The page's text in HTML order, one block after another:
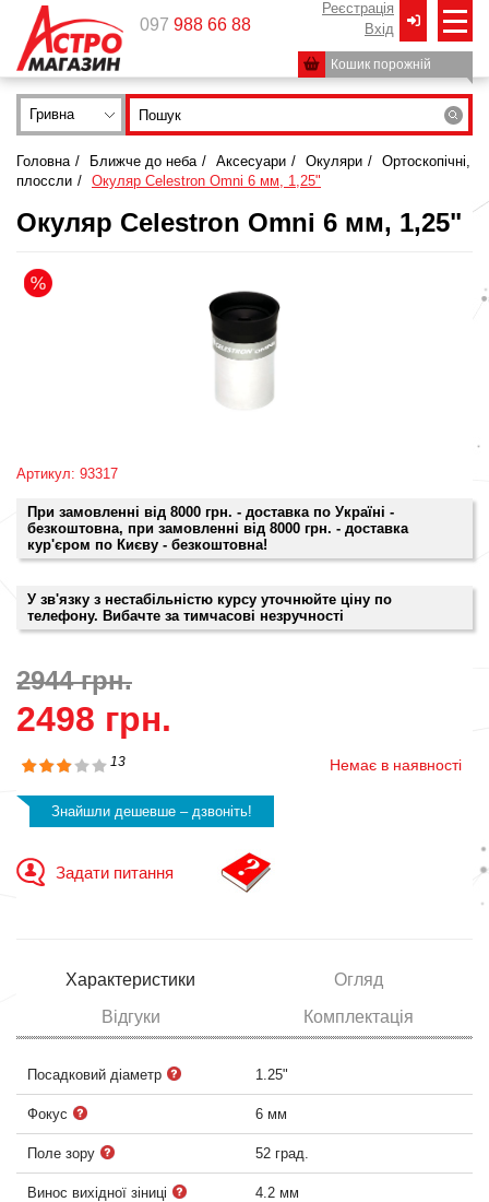
097 988 66 88
Реєстрація
Вxід
Кошик порожній
Гривна
Головна / Ближче до неба / Аксесуари / Окуляри / Ортоскопічні,
плоссли / Окуляр Celestron Omni 6 мм, 1,25"
Окуляр Celestron Omni 6 мм, 1,25"
Артикул: 93317
При замовленні від 8000 грн. - доставка по Україні -
безкоштовна, при замовленні від 8000 грн. - доставка
кур'єром по Києву - безкоштовна!
У зв'язку з нестабільністю курсу уточнюйте ціну по
телефону. Вибачте за тимчасові незручності
2944 грн.
2498 грн.
13 Немає в наявності
Знайшли дешевше – дзвоніть!
Задати питання
Характеристики
Огляд
Відгуки
Комплектація
Посадковий діаметр 1.25"
Фокус 6 мм
Поле зору 52 град.
Винос вихідної зіниці 4.2 мм